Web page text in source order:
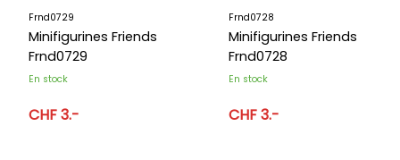
Frnd0729
Minifigurines Friends
Frnd0729
En stock
CHF 3.-
Frnd0728
Minifigurines Friends
Frnd0728
En stock
CHF 3.-